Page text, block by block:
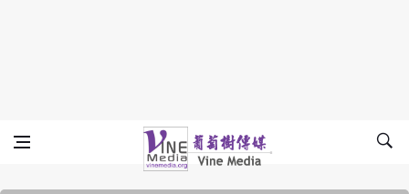
Vine Media
葡萄樹傳媒